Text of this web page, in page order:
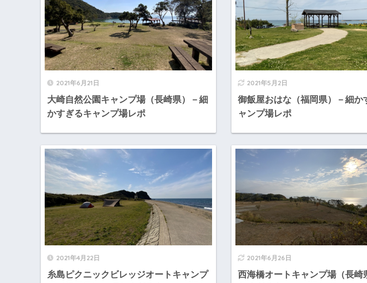
2021年6月21日
大崎自然公園キャンプ場（長崎県）－細
かすぎるキャンプ場レポ
2021年5月2日
御飯屋おはな（福岡県）－細か
ャンプ場レポ
2021年4月22日
糸島ピクニックビレッジオートキャンプ
2021年6月26日
西海橋オートキャンプ場（長崎